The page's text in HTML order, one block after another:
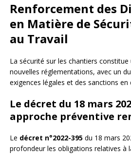
Renforcement des
en Matière de
au Travail
La sécurité sur les chantiers
nouvelles réglementations, avec un
exigences légales et des sanctions
Le décret du 18 mars
approche préventive
Le décret n°2022-395 du 18 mars
profondeur les obligations relatives à